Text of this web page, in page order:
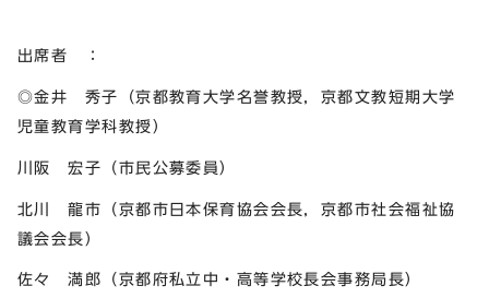
出席者 ：
◎金井 秀子（京都教育大学名誉教授，京都文教短期大学
児童教育学科教授）
川阪 宏子（市民公募委員）
北川 龍市（京都市日本保育協会会長，京都市社会福祉協
議会会長）
佐々 満郎（京都府私立中・高等学校長会事務局長）